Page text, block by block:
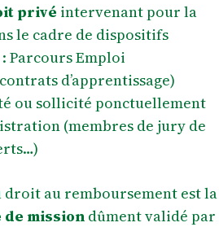
privé intervenant pour la
le cadre de dispositifs
Parcours Emploi
d’apprentissage)
ou sollicité ponctuellement
(membres de jury de
au remboursement est la
missiondûment validé par